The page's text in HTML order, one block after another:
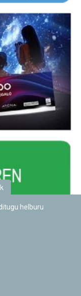
helburu